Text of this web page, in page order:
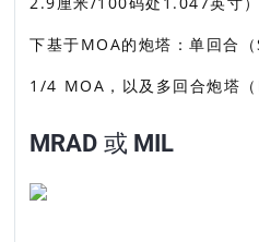
下基于MOA的炮塔：单回合
1/4 MOA，以及多回合炮塔
MRAD 或 MIL